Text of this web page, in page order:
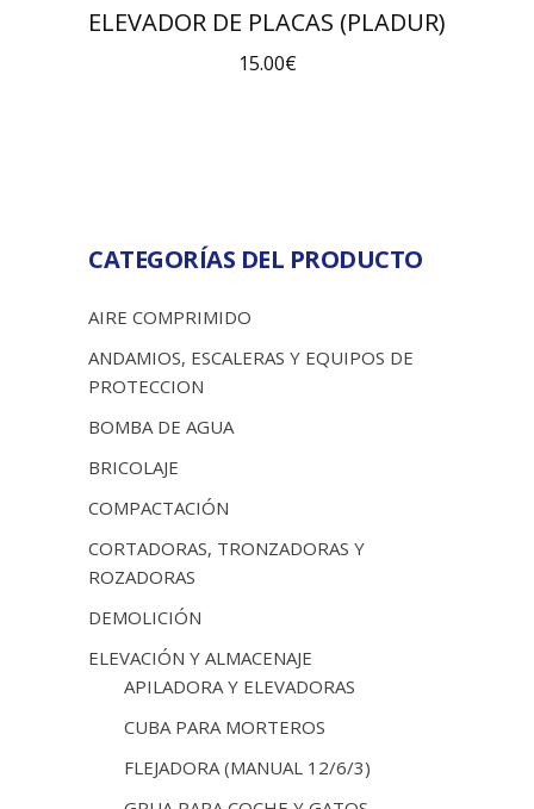
ELEVADOR DE PLACAS (PLADUR)
15.00€
CATEGORÍAS DEL PRODUCTO
AIRE COMPRIMIDO
ANDAMIOS, ESCALERAS Y EQUIPOS DE
PROTECCION
BOMBA DE AGUA
BRICOLAJE
COMPACTACIÓN
CORTADORAS, TRONZADORAS Y
ROZADORAS
DEMOLICIÓN
ELEVACIÓN Y ALMACENAJE
APILADORA Y ELEVADORAS
CUBA PARA MORTEROS
FLEJADORA (MANUAL 12/6/3)